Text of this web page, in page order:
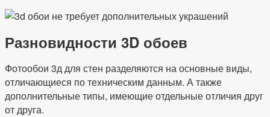
Разновидности 3D обоев
Фотообои 3д для стен разделяются на основные виды,
отличающиеся по техническим данным. А также
дополнительные типы, имеющие отдельные отличия друг
от друга.